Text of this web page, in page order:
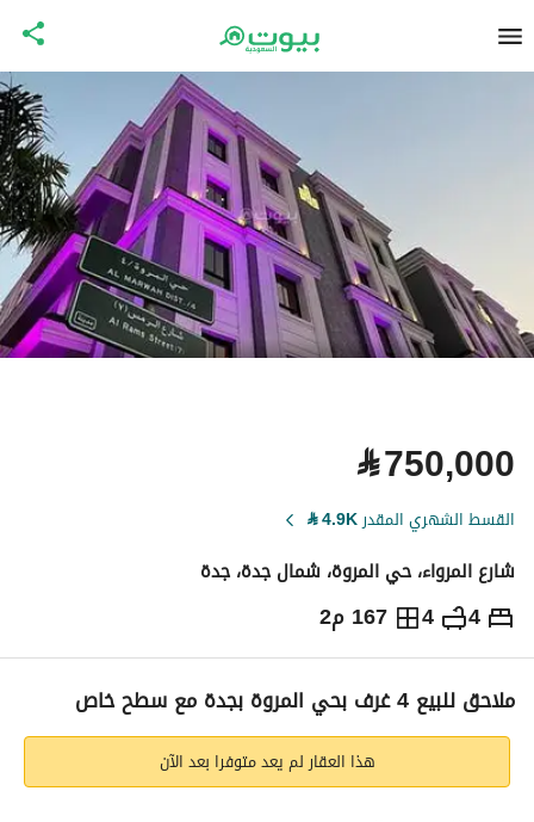
⃁750,000
القسط الشهري المقدر4.9K
⃁
شارع المرواء، حي المروة، شمال جدة، جدة
4
4 167 م2 ⃁
750,000
التفاصيل معلومات ترخيص الإعلان حاسبة التمويل ملاحق للبيع 4 غرف بحي المروة بجدة مع سطح خاص
هذا العقار لم يعد متوفرا بعد الآن